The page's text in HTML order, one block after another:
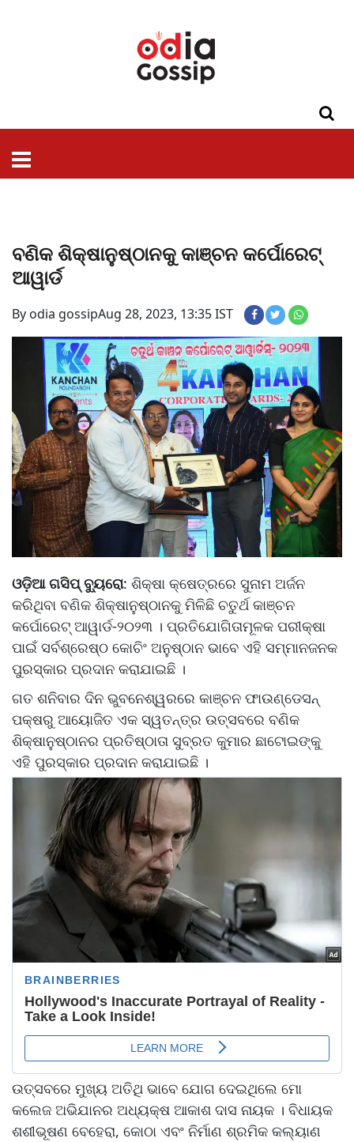
ବଣିକ ଶିକ୍ଷାନୁଷ୍ଠାନକୁ କାଞ୍ଚନ କର୍ପୋରେଟ୍
ଆୱାର୍ଡ
By odia gossipAug 28, 2023, 13:35 IST
ଓଡ଼ିଆ ଗସିପ୍ ବ୍ୟୁରୋ: ଶିକ୍ଷା କ୍ଷେତ୍ରରେ ସୁନାମ ଅର୍ଜନ
କରିଥିବା ବଣିକ ଶିକ୍ଷାନୁଷ୍ଠାନକୁ ମିଳିଛି ଚତୁର୍ଥ କାଞ୍ଚନ
କର୍ପୋରେଟ୍ ଆୱାର୍ଡ-୨୦୨୩ । ପ୍ରତିଯୋଗିତାମୂଳକ ପରୀକ୍ଷା
ପାଇଁ ସର୍ବଶ୍ରେଷ୍ଠ କୋଚିଂ ଅନୁଷ୍ଠାନ ଭାବେ ଏହି ସମ୍ମାନଜନକ
ପୁରସ୍କାର ପ୍ରଦାନ କରାଯାଇଛି ।
ଗତ ଶନିବାର ଦିନ ଭୁବନେଶ୍ୱରରେ କାଞ୍ଚନ ଫାଉଣ୍ଡେସନ୍
ପକ୍ଷରୁ ଆୟୋଜିତ ଏକ ସ୍ୱତନ୍ତ୍ର ଉତ୍ସବରେ ବଣିକ
ଶିକ୍ଷାନୁଷ୍ଠାନର ପ୍ରତିଷ୍ଠାତା ସୁବ୍ରତ କୁମାର ଛାଟୋଇଙ୍କୁ
ଏହି ପୁରସ୍କାର ପ୍ରଦାନ କରାଯାଇଛି ।
ଉତ୍ସବରେ ମୁଖ୍ୟ ଅତିଥି ଭାବେ ଯୋଗ ଦେଇଥିଲେ ମୋ
କଲେଜ ଅଭିଯାନର ଅଧ୍ୟକ୍ଷ ଆକାଶ ଦାସ ନାୟକ । ବିଧାୟକ
ଶଶୀଭୂଷଣ ବେହେରା, କୋଠା ଏବଂ ନିର୍ମାଣ ଶ୍ରମିକ କଲ୍ୟାଣ